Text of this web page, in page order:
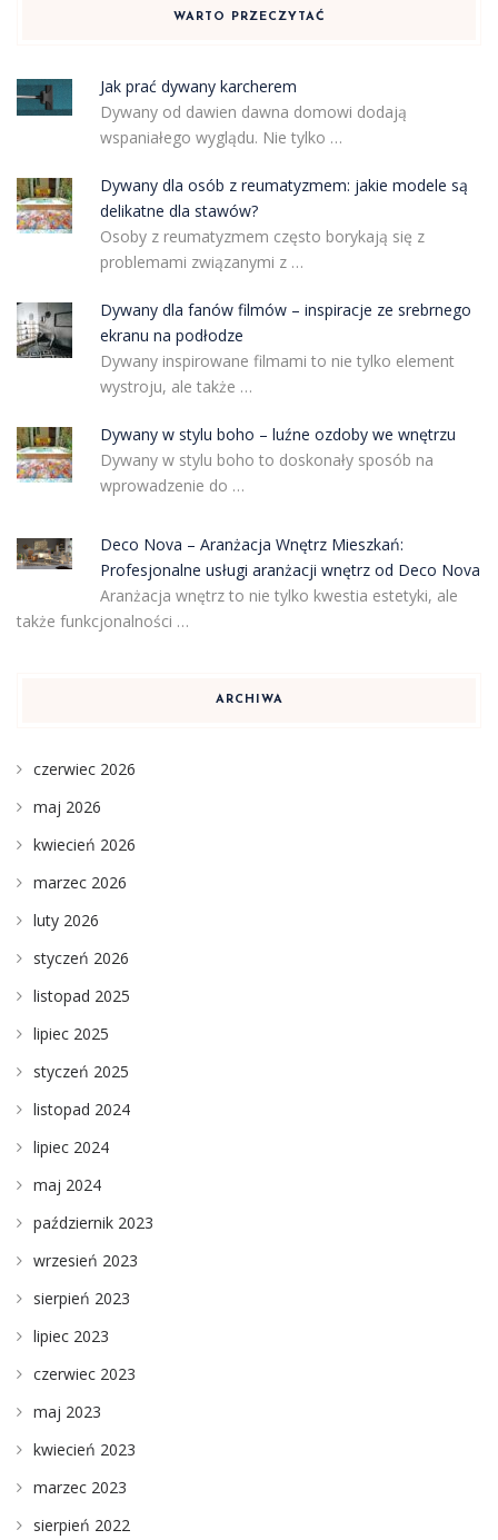
WARTO PRZECZYTAĆ
Jak prać dywany karcherem
Dywany od dawien dawna domowi dodają
wspaniałego wyglądu. Nie tylko …
Dywany dla osób z reumatyzmem: jakie modele są
delikatne dla stawów?
Osoby z reumatyzmem często borykają się z
problemami związanymi z …
Dywany dla fanów filmów – inspiracje ze srebrnego
ekranu na podłodze
Dywany inspirowane filmami to nie tylko element
wystroju, ale także …
Dywany w stylu boho – luźne ozdoby we wnętrzu
Dywany w stylu boho to doskonały sposób na
wprowadzenie do …
Deco Nova – Aranżacja Wnętrz Mieszkań:
Profesjonalne usługi aranżacji wnętrz od Deco Nova
Aranżacja wnętrz to nie tylko kwestia estetyki, ale
także funkcjonalności …
ARCHIWA
czerwiec 2026
maj 2026
kwiecień 2026
marzec 2026
luty 2026
styczeń 2026
listopad 2025
lipiec 2025
styczeń 2025
listopad 2024
lipiec 2024
maj 2024
październik 2023
wrzesień 2023
sierpień 2023
lipiec 2023
czerwiec 2023
maj 2023
kwiecień 2023
marzec 2023
sierpień 2022